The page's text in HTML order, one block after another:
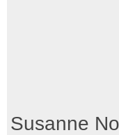
Susanne